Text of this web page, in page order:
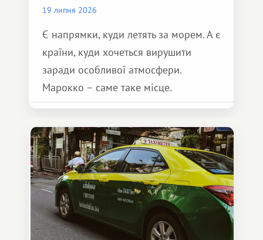
19 липня 2026
Є напрямки, куди летять за морем. А є
країни, куди хочеться вирушити
заради особливої ​​атмосфери.
Марокко – саме таке місце.